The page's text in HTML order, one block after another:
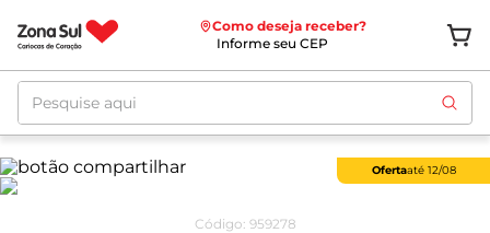
Como deseja receber?
Informe seu CEP
Pesquise aqui
Ofertaaté 12/08
Código: 959278